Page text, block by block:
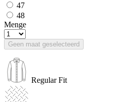
47
48
Menge
Geen maat geselecteerd
Regular Fit